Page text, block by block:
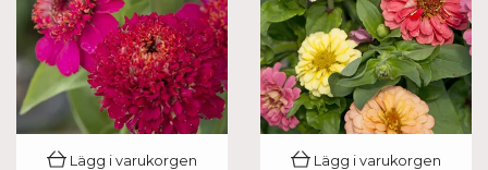
Lägg i varukorgen Lägg i varukorgen